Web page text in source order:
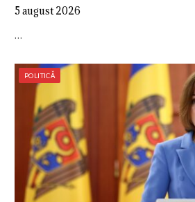
5 august 2026
…
POLITICĂ